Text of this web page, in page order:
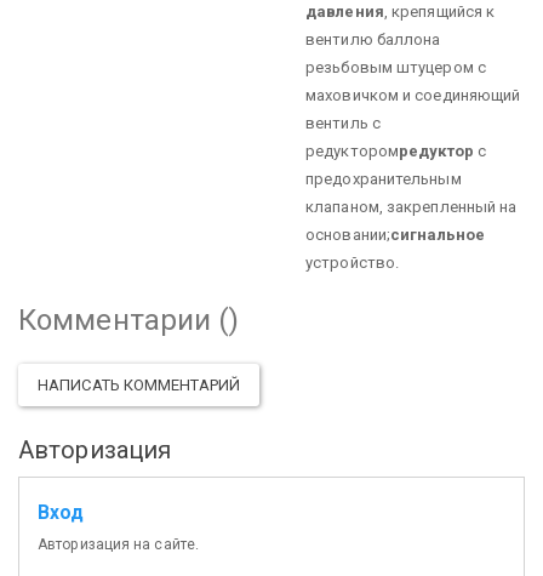
давления , крепящийся к
вентилю баллона
резьбовым штуцером с
маховичком и соединяющий
вентиль с
редукторомредуктор с
предохранительным
клапаном, закрепленный на
основании;сигнальное
устройство.
Комментарии ()
НАПИСАТЬ КОММЕНТАРИЙ
Авторизация
Вход
Авторизация на сайте.